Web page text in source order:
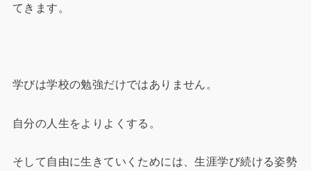
てきます。
学びは学校の勉強だけではありません。
自分の人生をよりよくする。
そして自由に生きていくためには、生涯学び続ける姿勢